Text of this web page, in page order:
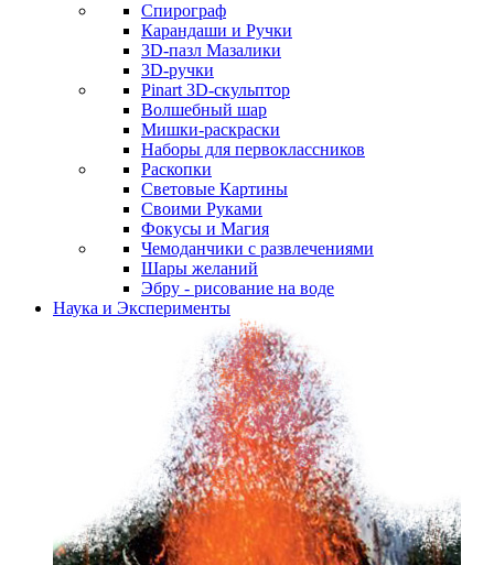
Спирограф
Карандаши и Ручки
3D-пазл Мазалики
3D-ручки
Pinart 3D-скульптор
Волшебный шар
Мишки-раскраски
Наборы для первоклассников
Раскопки
Световые Картины
Своими Руками
Фокусы и Магия
Чемоданчики с развлечениями
Шары желаний
Эбру - рисование на воде
Наука и Эксперименты